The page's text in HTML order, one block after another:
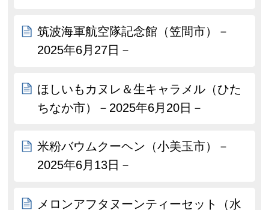
筑波海軍航空隊記念館（笠間市）－
2025年6月27日－
ほしいもカヌレ＆生キャラメル（ひた
ちなか市）－2025年6月20日－
米粉バウムクーヘン（小美玉市）－
2025年6月13日－
メロンアフタヌーンティーセット（水